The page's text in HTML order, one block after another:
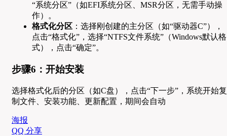
“系统分区”（如EFI系统分区、MSR分区，无需手动操
作）。
格式化分区 ：选择刚创建的主分区（如“驱动器C”），
点击“格式化”，选择“NTFS文件系统”（Windows默认格
式），点击“确定”。
步骤6：开始安装
选择格式化后的分区（如C盘），点击“下一步”，系统开始复
制文件、安装功能、更新配置，期间会自动
海报
QQ 分享